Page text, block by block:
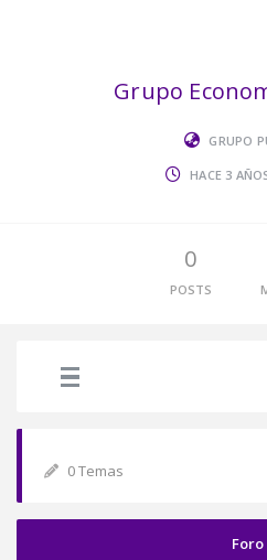
Grupo
GRUPO
HACE 3
0
POSTS
0 Temas
Foro